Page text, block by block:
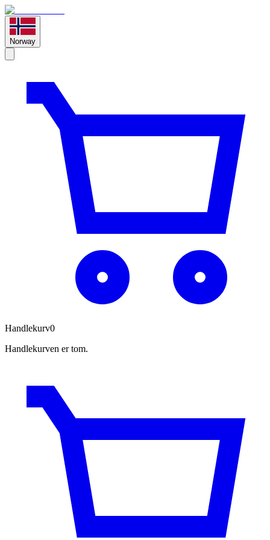
Norway
Handlekurv0
Handlekurven er tom.